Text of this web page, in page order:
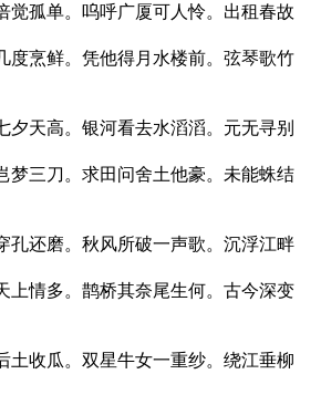
觉孤单。呜呼广厦可人怜。出租春故
度烹鲜。凭他得月水楼前。弦琴歌竹
夕天高。银河看去水滔滔。元无寻别
梦三刀。求田问舍土他豪。未能蛛结
孔还磨。秋风所破一声歌。沉浮江畔
上情多。鹊桥其奈尾生何。古今深变
土收瓜。双星牛女一重纱。绕江垂柳